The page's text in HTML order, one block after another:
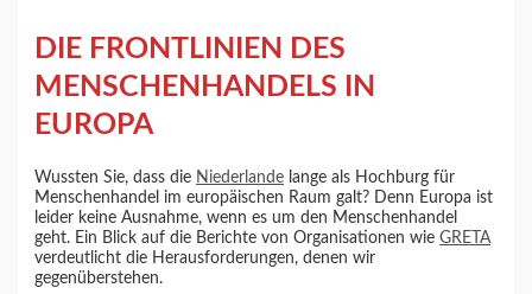
DIE FRONTLINIEN DES
MENSCHENHANDELS IN
EUROPA
Wussten Sie, dass die Niederlande lange als Hochburg für
Menschenhandel im europäischen Raum galt? Denn Europa ist
leider keine Ausnahme, wenn es um den Menschenhandel
geht. Ein Blick auf die Berichte von Organisationen wieGRETA
verdeutlicht die Herausforderungen, denen wir
gegenüberstehen.